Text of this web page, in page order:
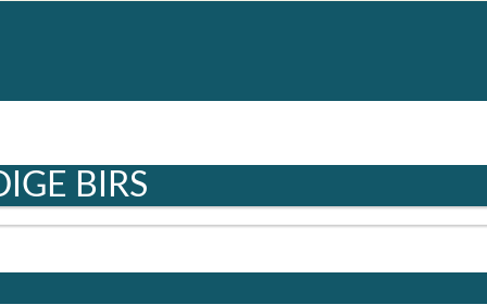
BIRS